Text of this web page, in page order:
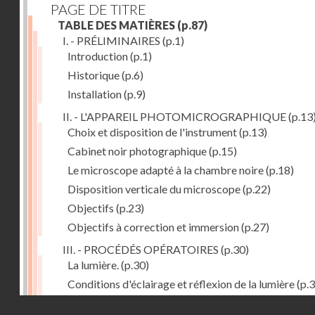
PAGE DE TITRE
TABLE DES MATIÈRES (p.87)
I. - PRÉLIMINAIRES (p.1)
Introduction(p.1)
Historique(p.6)
Installation(p.9)
II. - L'APPAREIL PHOTOMICROGRAPHIQUE
Choix et disposition de l'instrument(p.13)
Cabinet noir photographique(p.15)
Le microscope adapté à la chambre noire(p.18)
Disposition verticale du microscope(p.22)
Objectifs (p.23)
Objectifs à correction et immersion(p.27)
III. - PROCÉDÉS OPÉRATOIRES (p.30)
La lumière. (p.30)
Conditions d'éclairage et réflexion de la lumière